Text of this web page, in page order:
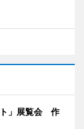
ト」展覧会 作